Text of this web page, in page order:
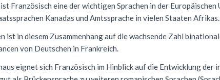
Französisch eine der wichtigen Sprachen in der Europäischen
Kanadas und Amtssprache in vielen Staaten Afrikas.
ist in diesem Zusammenhang auf die wachsende Zahl
von Deutschen in Frankreich.
eignet sich Französisch im Hinblick auf die Entwicklung